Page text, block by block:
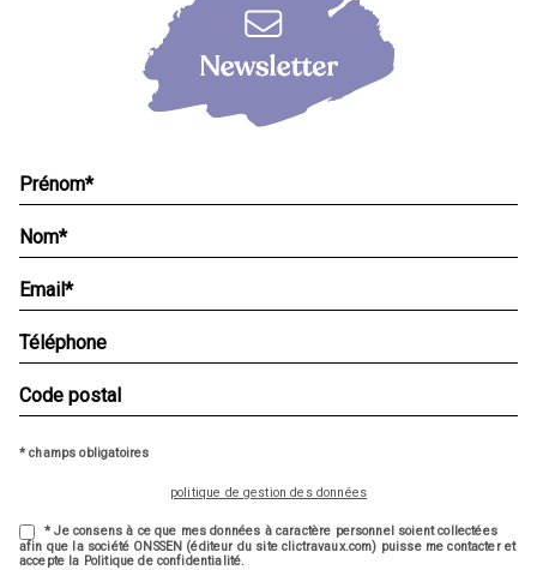
* champs obligatoires
politique de gestion des données
* Je consens à ce que mes données à caractère personnel soient collectées
afin que la société ONSSEN (éditeur du site clictravaux.com) puisse me contacter et
accepte la Politique de confidentialité.